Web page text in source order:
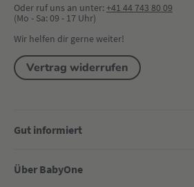
Oder ruf uns an unter:+41 44 743 80 09
(Mo - Sa: 09 - 17 Uhr)
Wir helfen dir gerne weiter!
Vertrag widerrufen
Gut informiert
Über BabyOne